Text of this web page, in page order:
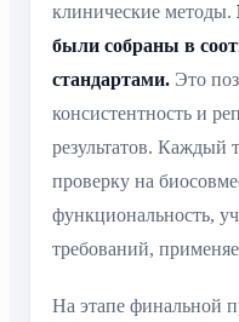
клинические методы.
были собраны в
стандартами. Это
консистентность и
результатов. Каждый
проверку на
функциональность,
требований,
На этапе финальной